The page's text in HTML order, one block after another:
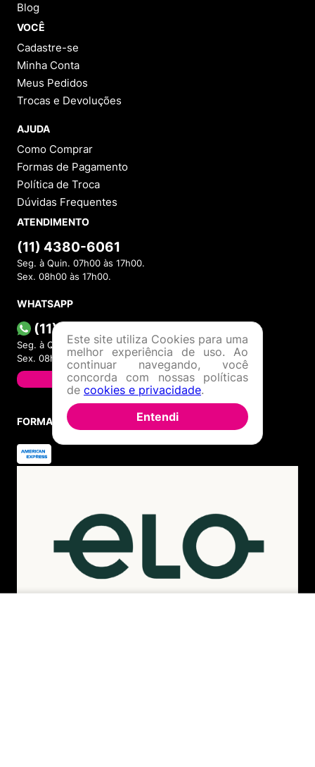
Blog
VOCÊ
Cadastre-se
Minha Conta
Meus Pedidos
Trocas e Devoluções
AJUDA
Como Comprar
Formas de Pagamento
Política de Troca
Dúvidas Frequentes
ATENDIMENTO
(11) 4380-6061
Seg. à Quin. 07h00 às 17h00.
Sex. 08h00 às 17h00.
WHATSAPP
(11) 4380-6061
Seg. à Quin. 07h00 às 17h00.
Sex. 08h00 às 17h00.
FALAR AGORA
FORMAS DE PAGAMENTO
Este site utiliza Cookies para uma
melhor experiência de uso. Ao
continuar navegando, você
concorda com nossas políticas
de cookies e privacidade.
Entendi